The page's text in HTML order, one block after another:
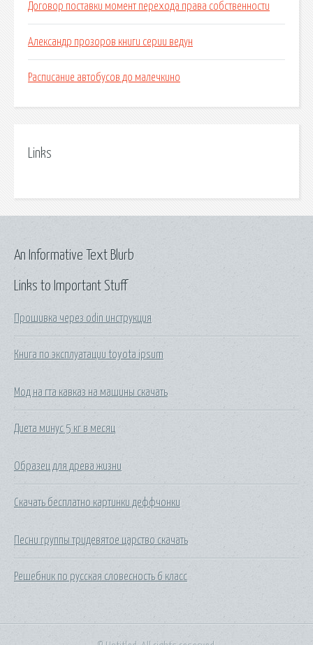
Договор поставки момент перехода права собственности
Александр прозоров книги серии ведун
Расписание автобусов до малечкино
Links
Links to Important Stuff
Прошивка через odin инструкция
Книга по эксплуатации toyota ipsum
Мод на гта кавказ на машины скачать
Диета минус 5 кг в месяц
Образец для древа жизни
Скачать бесплатно картинки деффчонки
Песни группы тридевятое царство скачать
Решебник по русская словесность 6 класс
An Informative Text Blurb